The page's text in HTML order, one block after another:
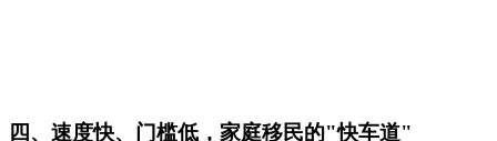
四、速度快、门槛低，家庭移民的"快车道"